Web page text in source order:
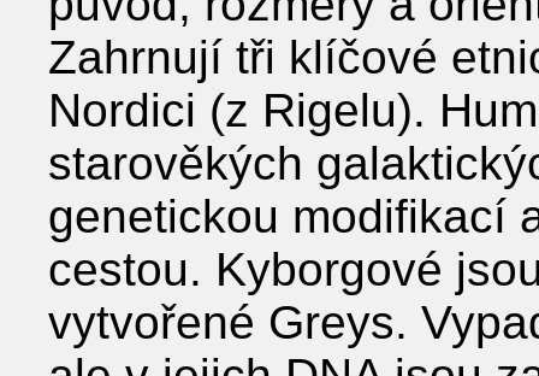
Zahrnují tři klíčové
Nordici (z Rigelu).
starověkých
genetickou modifikací
cestou. Kyborgové
vytvořené Greys.